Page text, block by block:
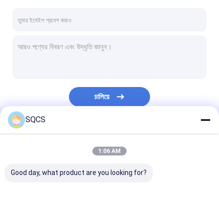
চালিয়ে
আমাদের বিভাগসমূহ
SQCS
1:06 AM
Good day, what product are you looking for?